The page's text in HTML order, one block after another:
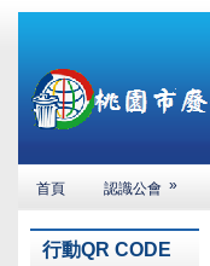
首頁 認識公會 »
行動QR CODE